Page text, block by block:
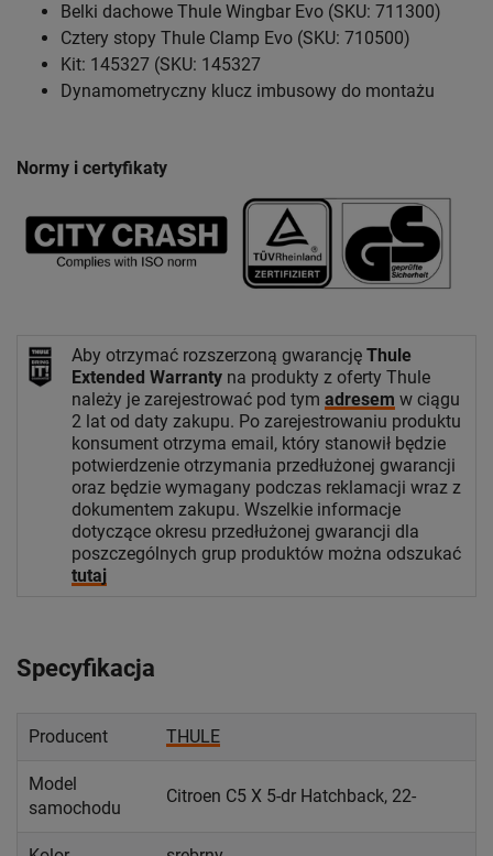
Belki dachowe Thule Wingbar Evo (SKU: 711300)
Cztery stopy Thule Clamp Evo (SKU: 710500)
Kit: 145327 (SKU: 145327
Dynamometryczny klucz imbusowy do montażu
Normy i certyfikaty
Aby otrzymać rozszerzoną gwarancję Thule
Extended Warranty na produkty z oferty Thule
należy je zarejestrować pod tym adresem w ciągu
2 lat od daty zakupu. Po zarejestrowaniu produktu
konsument otrzyma email, który stanowił będzie
potwierdzenie otrzymania przedłużonej gwarancji
oraz będzie wymagany podczas reklamacji wraz z
dokumentem zakupu. Wszelkie informacje
dotyczące okresu przedłużonej gwarancji dla
poszczególnych grup produktów można odszukać
tutaj
Specyfikacja
Producent THULE
Model
samochodu
Citroen C5 X 5-dr Hatchback, 22-